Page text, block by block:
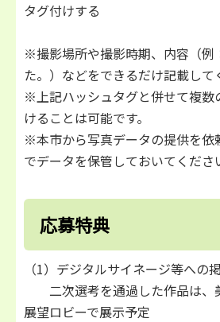
タグ付けする
※撮影場所や撮影時期、内容（例
た。）などをできるだけ記載して
※上記ハッシュタグと併せて複数
けることは可能です。
※本市から写真データの提供を依
でデータを保管しておいてくださ
応募特典
（1）デジタルサイネージ等への
二次選考を通過した作品は、
展望ロビーで展示予定